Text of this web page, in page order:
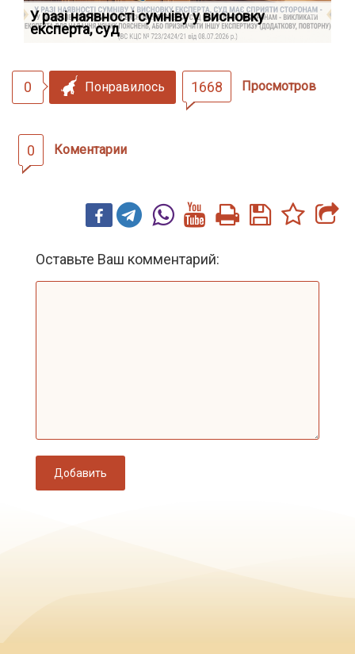
У разі наявності сумніву у висновку
експерта, суд
0 Понравилось 1668 Просмотров
0 Коментарии
Оставьте Ваш комментарий:
Добавить